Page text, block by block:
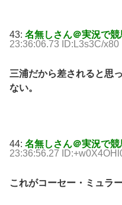
43: 名無しさん＠実況で競
23:36:06.73 ID:L3s3C/x80
三浦だから差されると思
ない。
44: 名無しさん＠実況で競
23:36:56.27
これがコーセー・ミュラ